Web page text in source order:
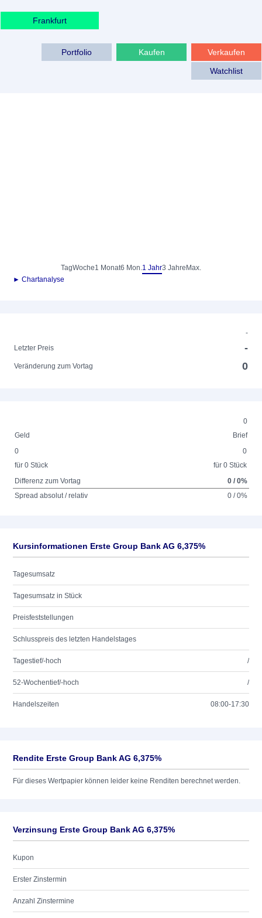
Frankfurt
Verkaufen
Kaufen
Portfolio
Watchlist
TagWoche1 Monat6 Mon.1 Jahr3 Jahre Max.
► Chartanalyse
-
Letzter Preis
-
Veränderung zum Vortag 0
0
Geld
Brief
0
für 0 Stück
0
für 0 Stück
Differenz zum Vortag
0 / 0%
Spread absolut / relativ
0 / 0%
Kursinformationen Erste Group Bank AG 6,375%
Tagesumsatz
Tagesumsatz in Stück
Preisfeststellungen
Schlusspreis des letzten Handelstages
Tagestief/-hoch /
52-Wochentief/-hoch /
Handelszeiten 08:00-17:30
Rendite Erste Group Bank AG 6,375%
Für dieses Wertpapier können leider keine Renditen berechnet werden.
Verzinsung Erste Group Bank AG 6,375%
Kupon
Erster Zinstermin
Anzahl Zinstermine